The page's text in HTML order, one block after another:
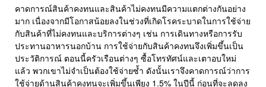
คาดการณ์สินค้าคงทนและสินค้าไม่คงทนมีความแตกต่างกันอย่าง
มาก เนื่องจากมีโอกาสน้อยลงในช่วงที่เกิดโรคระบาดในการใช้จ่าย
กับสินค้าที่ไม่คงทนและบริการต่างๆ เช่น การเดินทางหรือการรับ
ประทานอาหารนอกบ้าน การใช้จ่ายกับสินค้าคงทนจึงเพิ่มขึ้นเป็น
ประวัติการณ์ ตอนนี้ครัวเรือนต่างๆ ซื้อโทรทัศน์และเตาอบใหม่
แล้ว พวกเขาไม่จำเป็นต้องใช้จ่ายซ้ำ ดังนั้นเราจึงคาดการณ์ว่าการ
ใช้จ่ายด้านสินค้าคงทนจะเพิ่มขึ้นเพียง 1.5% ในปีนี้ ก่อนที่จะลดลง